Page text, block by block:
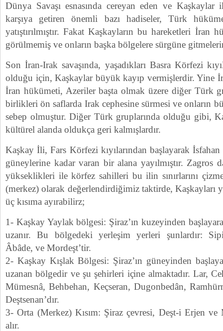
Dünya Savaşı esnasında cereyan eden ve
karşıya getiren önemli bazı hadiseler, Türk
yatıştırılmıştır. Fakat Kaşkayların bu hareketleri İran
görülmemiş ve onların başka bölgelere sürgüne
Son İran-Irak savaşında, yaşadıkları Basra Körfezi
olduğu için, Kaşkaylar büyük kayıp vermişlerdir. Yine
İran hükümeti, Azeriler başta olmak üzere diğer Türk
birlikleri ön saflarda Irak cephesine sürmesi ve onların
sebep olmuştur. Diğer Türk gruplarında olduğu gibi,
kültürel alanda oldukça geri kalmışlardır.
Kaşkay İli, Fars Körfezi kıyılarından başlayarak
güneylerine kadar varan bir alana yayılmıştır. Zagros
yükseklikleri ile körfez sahilleri bu ilin sınırlarını
(merkez) olarak değerlendirdiğimiz taktirde, Kaşkayları
üç kısıma ayırabilirz;
1- Kaşkay Yaylak bölgesi: Şiraz’ın kuzeyinden
uzanır. Bu bölgedeki yerleşim yerleri şunlardır:
Âbâde, ve Mordeşt’tir.
2- Kaşkay Kışlak Bölgesi: Şiraz’ın güneyinden
uzanan bölgedir ve şu şehirleri içine almaktadır. Lar,
Mümesnâ, Behbehan, Keçseran, Dugonbedân,
Deştsenan’dır.
3- Orta (Merkez) Kısım: Şiraz çevresi, Deşt-i Erjen
alır.